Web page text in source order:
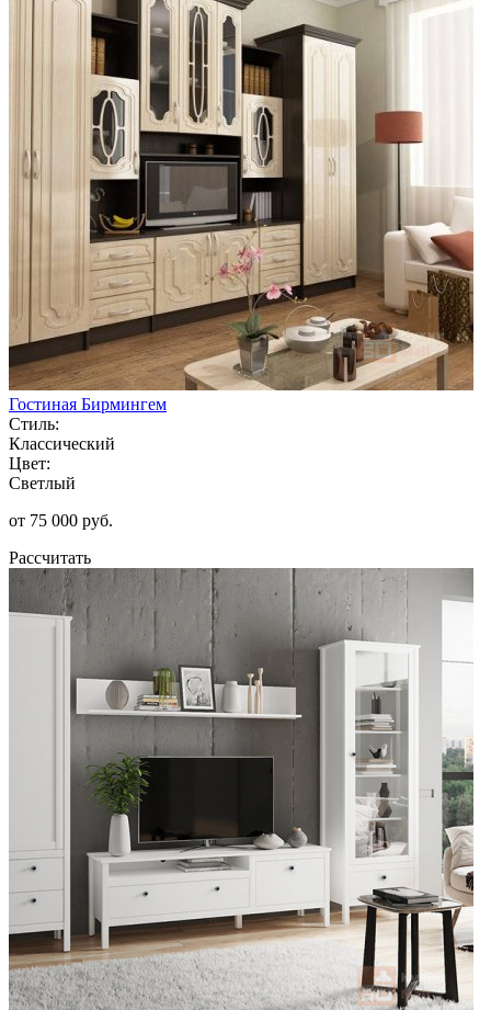
Гостиная Бирмингем
Стиль:
Классический
Цвет:
Светлый
от 75 000 руб.
Рассчитать